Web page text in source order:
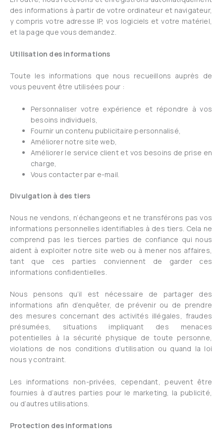
des informations à partir de votre ordinateur et navigateur,
y compris votre adresse IP, vos logiciels et votre matériel,
et la page que vous demandez.
Utilisation des informations
Toute les informations que nous recueillons auprès de
vous peuvent être utilisées pour :
Personnaliser votre expérience et répondre à vos
besoins individuels,
Fournir un contenu publicitaire personnalisé,
Améliorer notre site web,
Améliorer le service client et vos besoins de prise en
charge,
Vous contacter par e-mail.
Divulgation à des tiers
Nous ne vendons, n’échangeons et ne transférons pas vos
informations personnelles identifiables à des tiers. Cela ne
comprend pas les tierces parties de confiance qui nous
aident à exploiter notre site web ou à mener nos affaires,
tant que ces parties conviennent de garder ces
informations confidentielles.
Nous pensons qu’il est nécessaire de partager des
informations afin d’enquêter, de prévenir ou de prendre
des mesures concernant des activités illégales, fraudes
présumées, situations impliquant des menaces
potentielles à la sécurité physique de toute personne,
violations de nos conditions d’utilisation ou quand la loi
nous y contraint.
Les informations non-privées, cependant, peuvent être
fournies à d’autres parties pour le marketing, la publicité,
ou d’autres utilisations.
Protection des informations